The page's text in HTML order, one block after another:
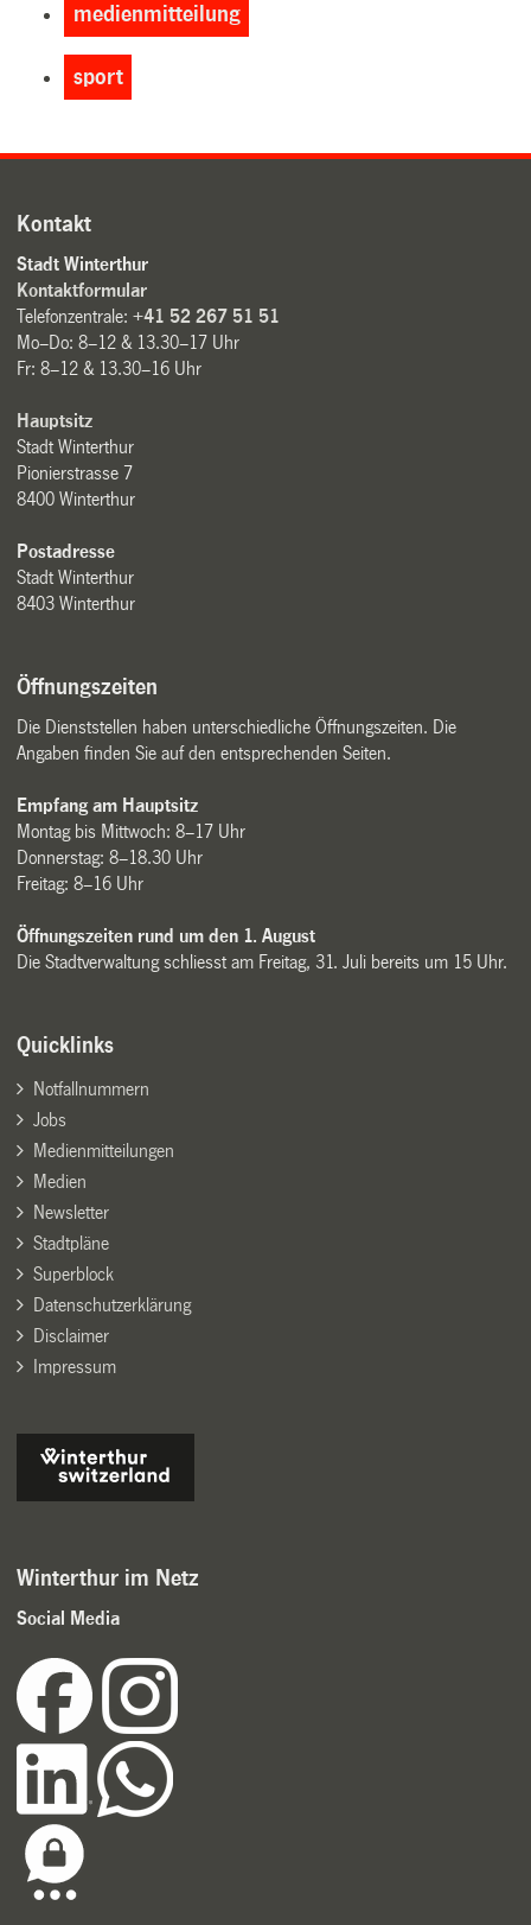
medienmitteilung
sport
Kontakt
Stadt Winterthur
Kontaktformular
Telefonzentrale:+41 52 267 51 51
Mo–Do: 8–12 & 13.30–17 Uhr
Fr: 8–12 & 13.30–16 Uhr
Hauptsitz
Stadt Winterthur
Pionierstrasse 7
8400 Winterthur
Postadresse
Stadt Winterthur
8403 Winterthur
Öffnungszeiten
Die Dienststellen haben unterschiedliche Öffnungszeiten. Die
Angaben finden Sie auf den entsprechenden Seiten.
Empfang am Hauptsitz
Montag bis Mittwoch: 8–17 Uhr
Donnerstag: 8–18.30 Uhr
Freitag: 8–16 Uhr
Öffnungszeiten rund um den 1. August
Die Stadtverwaltung schliesst am Freitag, 31. Juli bereits um 15 Uhr.
Quicklinks
Notfallnummern
Jobs
Medienmitteilungen
Medien
Newsletter
Stadtpläne
Superblock
Datenschutzerklärung
Disclaimer
Impressum
Winterthur im Netz
Social Media